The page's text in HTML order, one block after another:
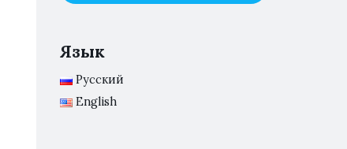
Язык
Русский
English